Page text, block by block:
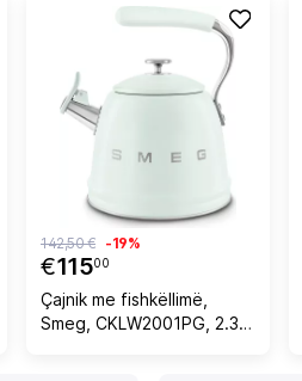
€11500
142,50 € -19%
Çajnik me fishkëllimë,
Smeg, CKLW2001PG, 2.3